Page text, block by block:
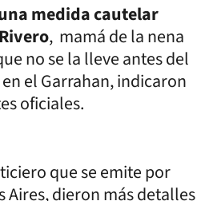
medida cautelar
, mamá de la nena
no se la lleve antes del
el Garrahan, indicaron
oficiales.
que se emite por
Aires, dieron más detalles